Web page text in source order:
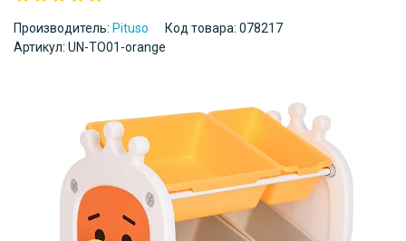
Производитель: Pituso Код товара: 078217
Артикул: UN-TO01-orange